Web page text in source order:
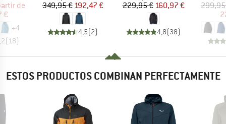
reducido
de
€
+4
( 18)
Precio
349,95 €Precio reducido
192,47 €
4,5(2)
Precio
229,95 €Precio reducido
160,97 €
4,8(38)
ESTOS PRODUCTOS COMBINAN PERFECTAMENTE